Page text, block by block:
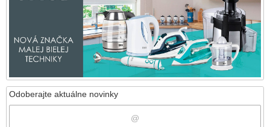
Odoberajte aktuálne novinky